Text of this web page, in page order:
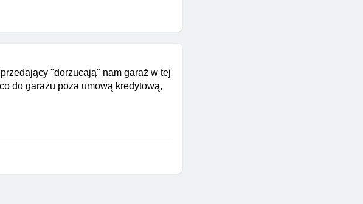
"dorzucają" nam garaż w tej
do garażu poza umową kredytową,